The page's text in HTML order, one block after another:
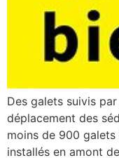
Des galets suivis
déplacement des
moins de 900
installés en amont